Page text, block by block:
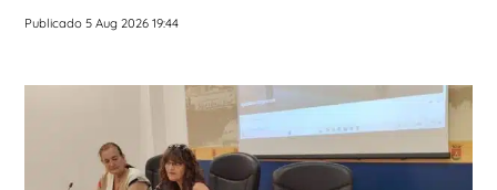
Publicado 5 Aug 2026 19:44